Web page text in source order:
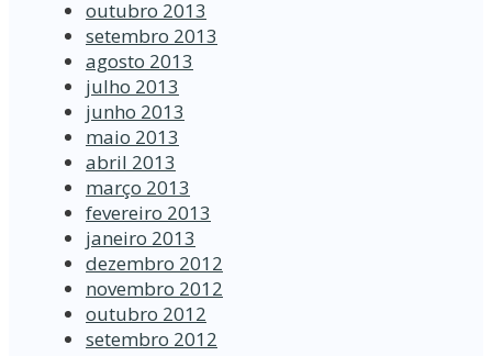
outubro 2013
setembro 2013
agosto 2013
julho 2013
junho 2013
maio 2013
abril 2013
março 2013
fevereiro 2013
janeiro 2013
dezembro 2012
novembro 2012
outubro 2012
setembro 2012